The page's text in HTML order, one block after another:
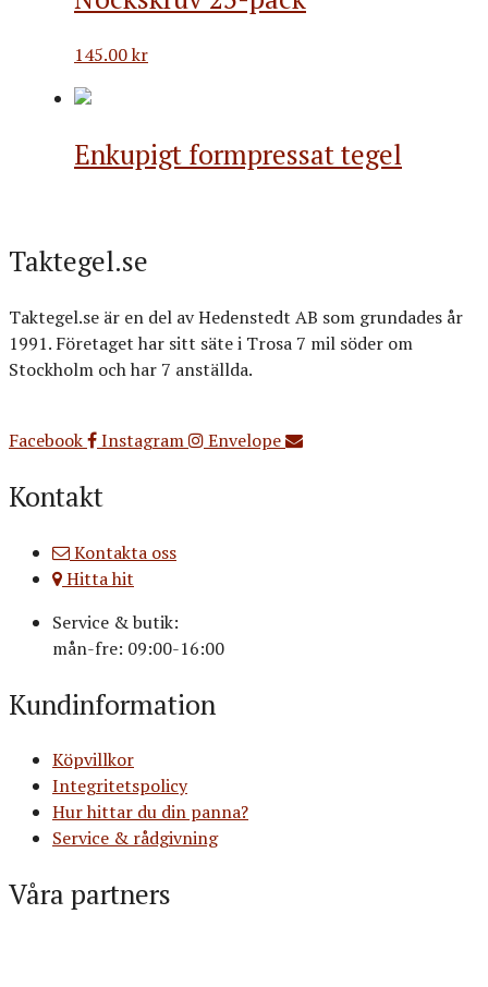
145.00kr
Enkupigt formpressat tegel
Taktegel.se
Taktegel.se är en del av Hedenstedt AB som grundades år
1991. Företaget har sitt säte i Trosa 7 mil söder om
Stockholm och har 7 anställda.
Facebook
Instagram Envelope
Kontakt
Kontakta oss
Hitta hit
Service & butik:
mån-fre: 09:00-16:00
Kundinformation
Köpvillkor
Integritetspolicy
Hur hittar du din panna?
Service & rådgivning
Våra partners